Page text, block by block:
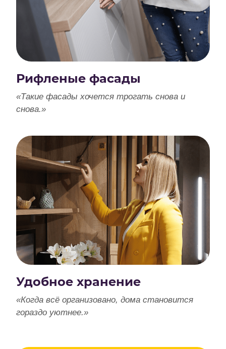
Рифленые фасады
«Такие фасады хочется трогать снова и
снова.»
Удобное хранение
«Когда всё организовано, дома становится
гораздо уютнее.»